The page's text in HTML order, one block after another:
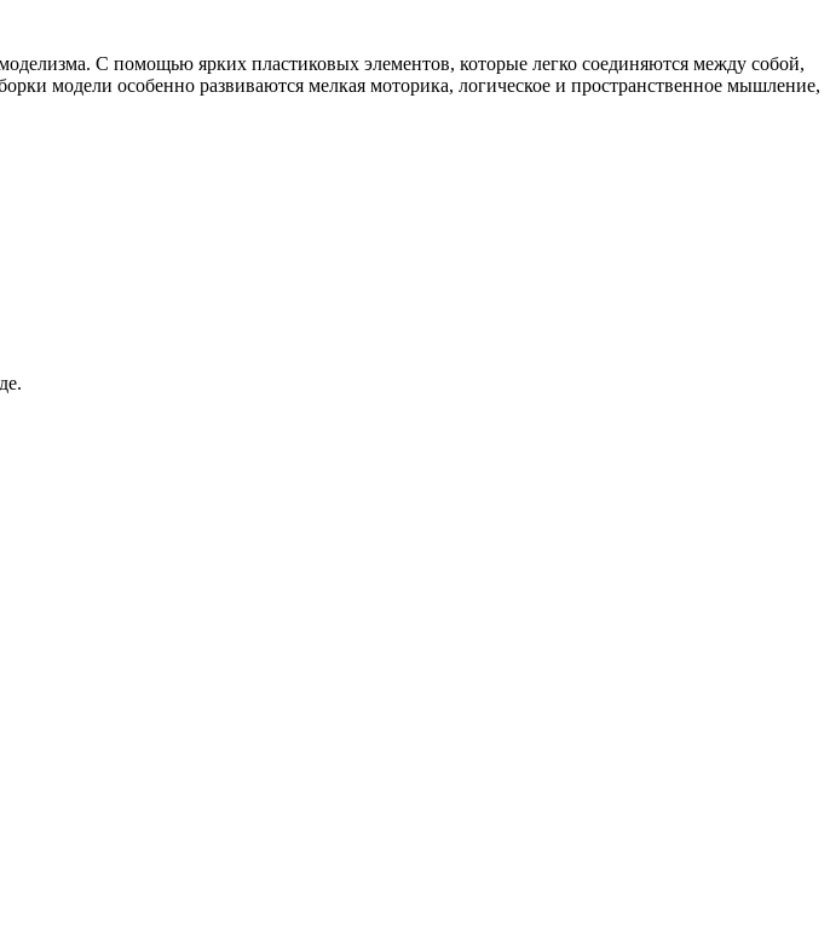
С помощью ярких пластиковых элементов, которые легко соединяются между собой,
модели особенно развиваются мелкая моторика, логическое и пространственное мышление,